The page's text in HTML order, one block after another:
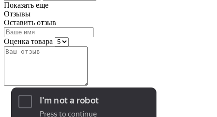
Показать еще
Отзывы
Оставить отзыв
Оценка товара